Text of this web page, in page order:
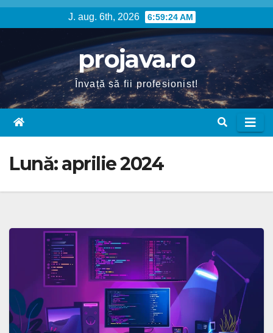
Skip
to
J. aug. 6th, 2026 6:59:25 AM
projava.ro
Învață să fii profesionist!
Lună:aprilie 2024